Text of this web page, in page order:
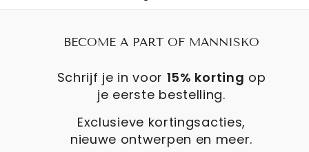
BECOME A PART OF MANNISKO
Schrijf je in voor 15% korting op
je eerste bestelling.
Exclusieve kortingsacties,
nieuwe ontwerpen en meer.